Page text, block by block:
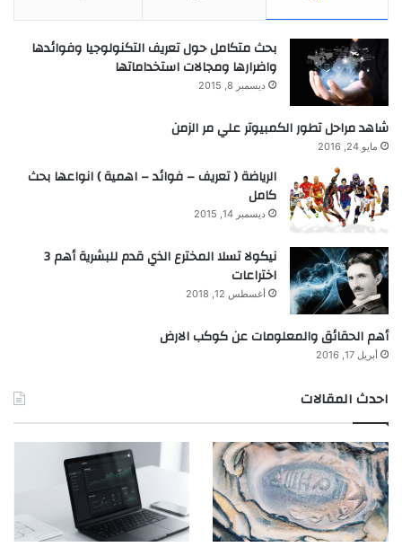
بحث متكامل حول تعريف التكنولوجيا وفوائدها
واضرارها ومجالات استخداماتها
ديسمبر 8, 2015
شاهد مراحل تطور الكمبيوتر علي مر الزمن
مايو 24, 2016
الرياضة ( تعريف – فوائد – اهمية ) انواعها بحث
كامل
ديسمبر 14, 2015
نيكولا تسلا المخترع الذي قدم للبشرية أهم 3
اختراعات
أغسطس 12, 2018
أهم الحقائق والمعلومات عن كوكب الارض
أبريل 17, 2016
احدث المقالات